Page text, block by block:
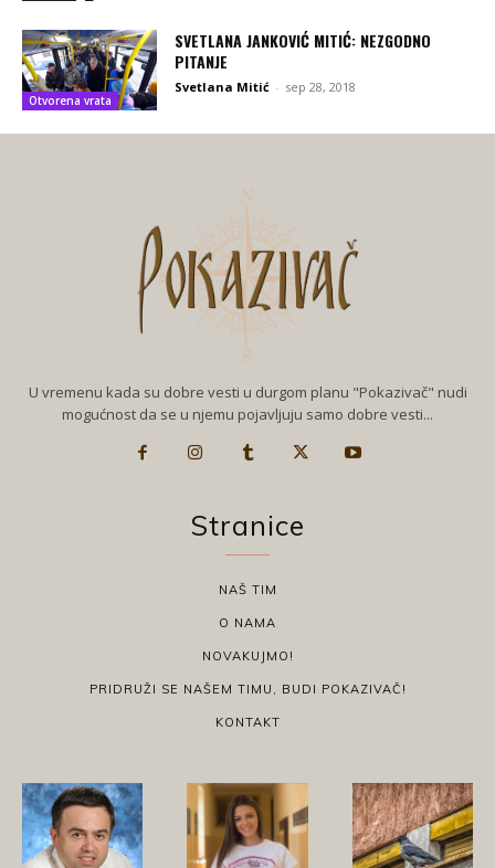
Otvorena vrata
SVETLANA JANKOVIĆ MITIĆ: NEZGODNO
PITANJE
Svetlana Mitić - sep 28, 2018
U vremenu kada su dobre vesti u durgom planu "Pokazivač" nudi
mogućnost da se u njemu pojavljuju samo dobre vesti...
Stranice
NAŠ TIM
O NAMA
NOVAKUJMO!
PRIDRUŽI SE NAŠEM TIMU, BUDI POKAZIVAČ!
KONTAKT